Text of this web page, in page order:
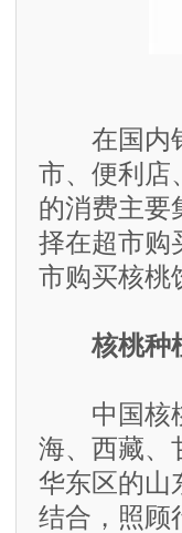
在国内销
市、便利店
的消费主要
择在超市购
市购买核桃
核桃种
中国核桃
海、西藏、
华东区的山
结合，照顾